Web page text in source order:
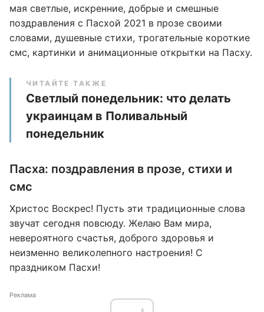
мая светлые, искренние, добрые и смешные
поздравления с Пасхой 2021 в прозе своими
словами, душевные стихи, трогательные короткие
смс, картинки и анимационные открытки на Пасху.
ЧИТАЙТЕ ТАКЖЕ
Светлый понедельник: что делать
украинцам в Поливальный
понедельник
Пасха: поздравления в прозе, стихи и
смс
Христос Воскрес! Пусть эти традиционные слова
звучат сегодня повсюду. Желаю Вам мира,
невероятного счастья, доброго здоровья и
неизменно великолепного настроения! С
праздником Пасхи!
Реклама